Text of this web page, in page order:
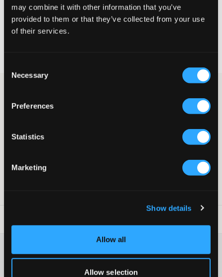
may combine it with other information that you’ve
provided to them or that they’ve collected from your use
of their services.
Selection
Necessary
Preferences
Statistics
Marketing
Show details
Allow all
Allow selection
KIES EEN MAAT
een omgeslagen rand met een metalen patch in het midden. De
binnenmaat is ca. 50 cm maar is rekbaar. Deze muts past bij
Muts
Kleur: Zwart